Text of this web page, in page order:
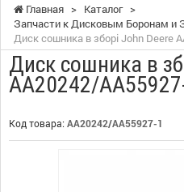
Главная > Каталог >
Запчасти к Дисковым Боронам и
Диск сошника в зборі John Deere
Диск сошника в
AA20242/
Код товара: AA20242/AA55927-1